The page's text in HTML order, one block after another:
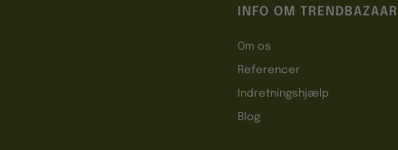
INFO OM TRENDBAZAAR
Om os
Referencer
Indretningshjælp
Blog